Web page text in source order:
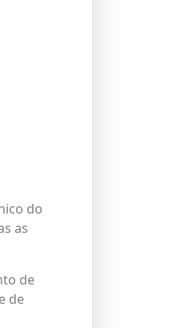
do
as
de
de